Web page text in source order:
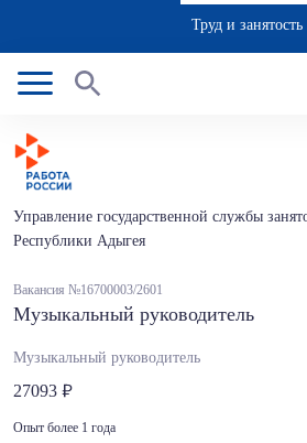
Труд и занятость
Управление государственной службы
Республики Адыгея
Вакансия №16700003/2601
Музыкальный руководитель
Музыкальный руководитель
27093
Опыт более 1 года